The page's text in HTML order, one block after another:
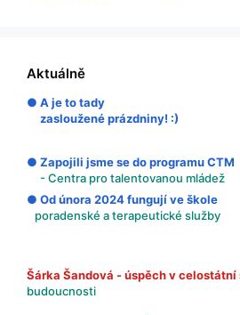
Aktuálně
● A je to tady
zasloužené prázdniny! :)
● Zapojili jsme se do programu CTM
- Centra pro talentovanou mládež
● Od února 2024 fungují ve škole
poradenské a terapeutické služby
Šárka Šandová - úspěch v celostátní
budoucnosti